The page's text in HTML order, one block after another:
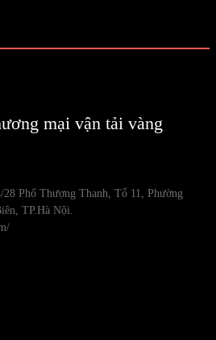
mại vận tải vàng
Phố Thượng Thanh, Tổ 11, Phường
TP.Hà Nội.